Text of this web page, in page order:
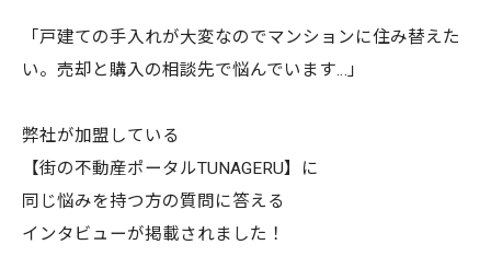
「戸建ての手入れが大変なのでマンションに住み替えた
い。売却と購入の相談先で悩んでいます…」
弊社が加盟している
【街の不動産ポータルTUNAGERU】に
同じ悩みを持つ方の質問に答える
インタビューが掲載されました！